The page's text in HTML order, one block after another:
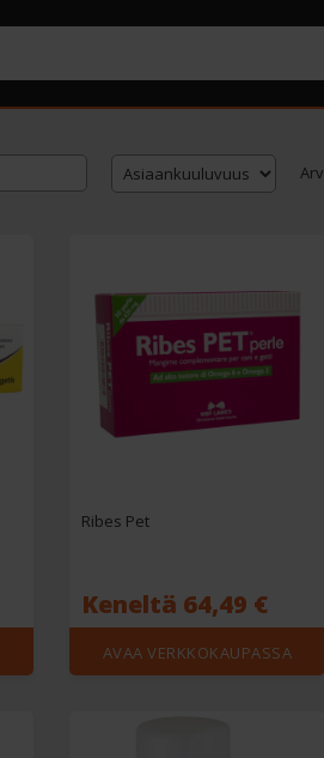
Ribes Pet
Keneltä 64,49 €
AVAA VERKKOKAUPASSA